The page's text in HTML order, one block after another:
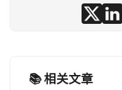
📚 相关文章